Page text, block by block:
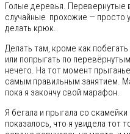
Голые деревья. Перевернутые
случайные прохожие — просто
делать крюк.
Делать там, кроме как
или попрыгать по
нечего. На тот момент
самым правильным занятием.
пока я закончу свой марафон.
Я бегала и прыгала со
показалось, что я увидела тот